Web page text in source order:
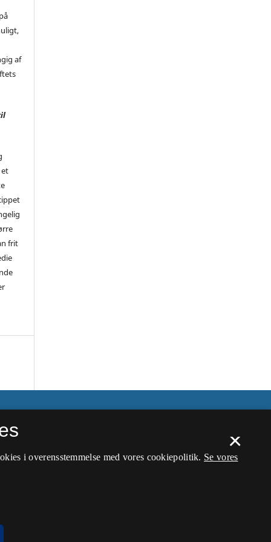
af
frit
×
i overensstemmelse med vores cookiepolitik. Se vores